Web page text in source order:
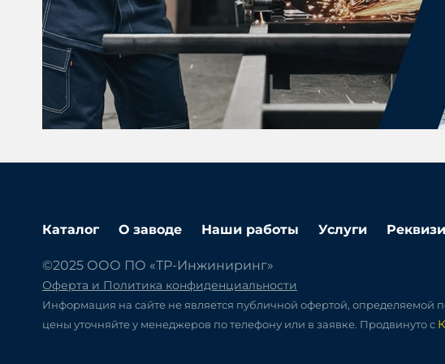
Каталог О заводе Наши работы Услуги
©2025 ООО ПО «ТР-Инжиниринг»
Оферта и Политика конфиденциальности
Информация на сайте не является публичной офертой, определяемой
цены уточняйте у менеджеров по телефону или в заявке. Продвинуто с